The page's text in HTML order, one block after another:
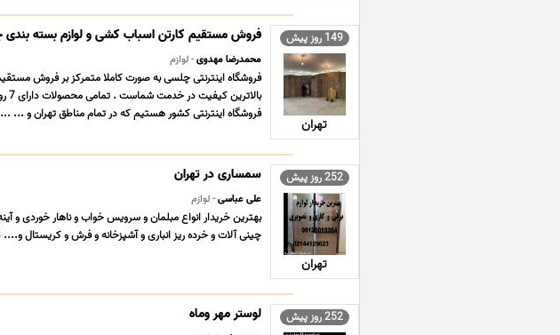
149 روز پیش
تهران
فروش مستقیم کارتن اسباب کشی و لوازم بسته
محمدرضا مهدوی- لوازم
فروشگاه اینترنتی چلسی به صورت کاملا متمرکز بر فروش
فروشگاه اینترنتی کشور هستیم که در تمام مناطق تهران و ... ...
252 روز پیش
تهران
سمساری در تهران
علی عباسی- لوازم
بهترین خریدار انواع مبلمان و سرویس خواب و ناهار خوردی و
چینی آلات و خرده ریز انباری و آشپزخانه و فرش و کریستال و.... 02144129623 ...
252 روز پیش لوستر مهر وماه